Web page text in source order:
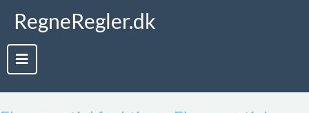
RegneRegler.dk